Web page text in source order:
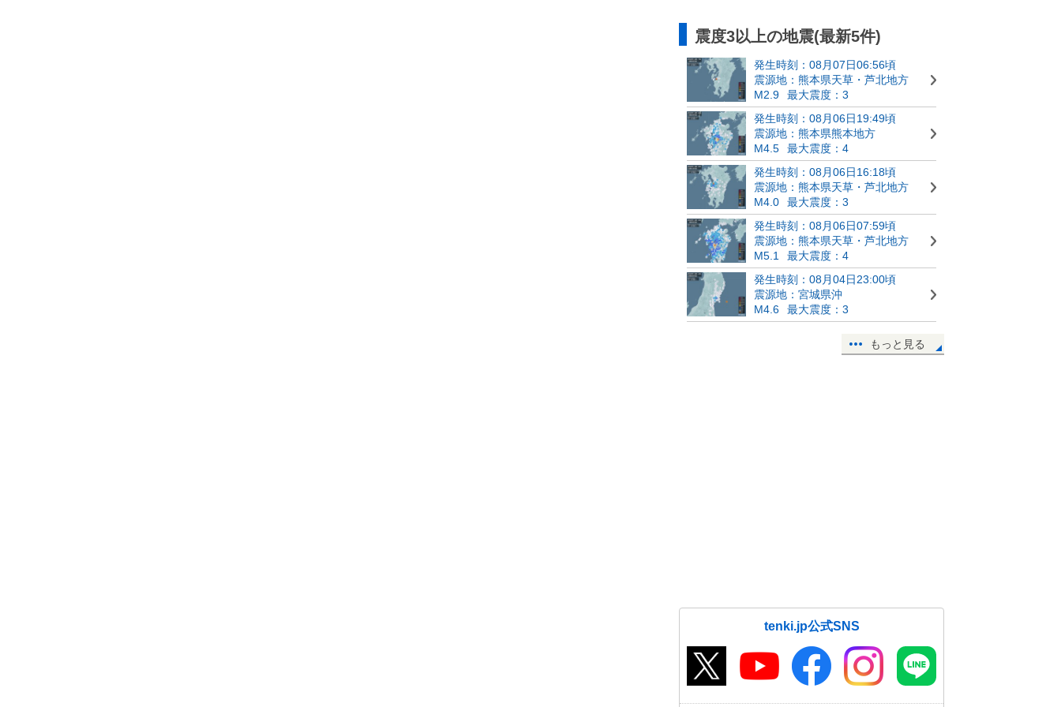
震度3以上の地震(最新5件)
発生時刻：08月07日06:56頃
震源地：熊本県天草・芦北地方
M2.9
最大震度：3
発生時刻：08月06日19:49頃
震源地：熊本県熊本地方
M4.5
最大震度：4
発生時刻：08月06日16:18頃
震源地：熊本県天草・芦北地方
M4.0
最大震度：3
発生時刻：08月06日07:59頃
震源地：熊本県天草・芦北地方
M5.1
最大震度：4
発生時刻：08月04日23:00頃
震源地：宮城県沖
M4.6
最大震度：3
もっと見る
tenki.jp公式SNS